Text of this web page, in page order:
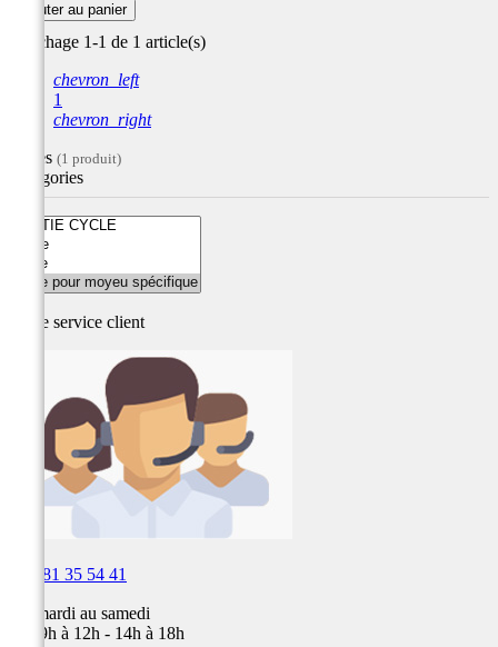
Ajouter au panier
Affichage 1-1 de 1 article(s)
chevron_left
1
chevron_right
Filtres (1 produit)
Catégories
Notre service client
03 81 35 54 41
Du mardi au samedi
de 09h à 12h - 14h à 18h